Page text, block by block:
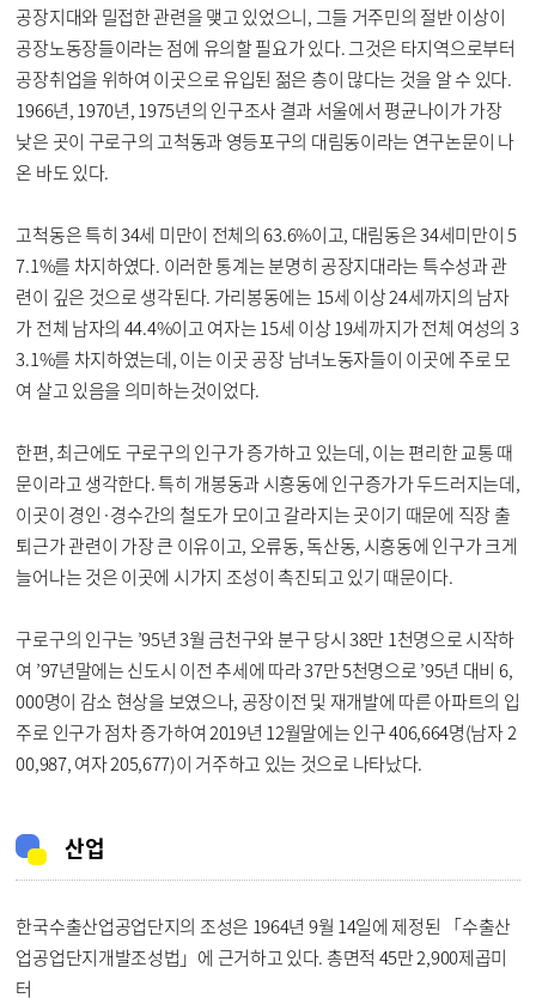
공장지대와 밀접한 관련을 맺고 있었으니, 그들 거주민의 절반 이상이
공장노동장들이라는 점에 유의할 필요가 있다. 그것은 타지역으로부터
공장취업을 위하여 이곳으로 유입된 젊은 층이 많다는 것을 알 수 있다.
1966년, 1970년, 1975년의 인구조사 결과 서울에서 평균나이가 가장
낮은 곳이 구로구의 고척동과 영등포구의 대림동이라는 연구논문이 나
온 바도 있다.
고척동은 특히 34세 미만이 전체의 63.6%이고, 대림동은 34세미만이 5
7.1%를 차지하였다. 이러한 통계는 분명히 공장지대라는 특수성과 관
련이 깊은 것으로 생각된다. 가리봉동에는 15세 이상 24세까지의 남자
가 전체 남자의 44.4%이고 여자는 15세 이상 19세까지가 전체 여성의 3
3.1%를 차지하였는데, 이는 이곳 공장 남녀노동자들이 이곳에 주로 모
여 살고 있음을 의미하는것이었다.
한편, 최근에도 구로구의 인구가 증가하고 있는데, 이는 편리한 교통 때
문이라고 생각한다. 특히 개봉동과 시흥동에 인구증가가 두드러지는데,
이곳이 경인·경수간의 철도가 모이고 갈라지는 곳이기 때문에 직장 출
퇴근가 관련이 가장 큰 이유이고, 오류동, 독산동, 시흥동에 인구가 크게
늘어나는 것은 이곳에 시가지 조성이 촉진되고 있기 때문이다.
구로구의 인구는 ’95년 3월 금천구와 분구 당시 38만 1천명으로 시작하
여 ’97년말에는 신도시 이전 추세에 따라 37만 5천명으로 ’95년 대비 6,
000명이 감소 현상을 보였으나, 공장이전 및 재개발에 따른 아파트의 입
주로 인구가 점차 증가하여 2019년 12월말에는 인구 406,664명(남자 2
00,987, 여자 205,677)이 거주하고 있는 것으로 나타났다.
산업
한국수출산업공업단지의 조성은 1964년 9월 14일에 제정된 「수출산
업공업단지개발조성법」에 근거하고 있다. 총면적 45만 2,900제곱미
터